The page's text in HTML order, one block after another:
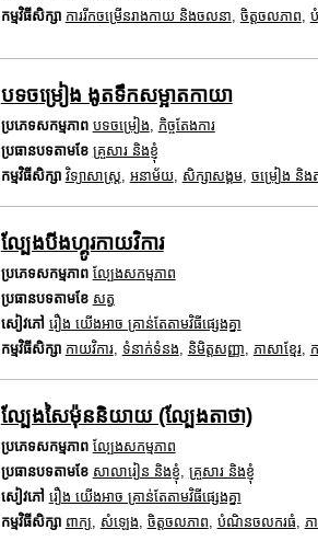
កម្មវិធីសិក្សា ការរីកចម្រើនរាងកាយ និងចលនា ចិត្តចលភាព
បទចម្រៀង ងូតទឹកសម្អាតកាយា
ប្រភេទសកម្មភាព បទចម្រៀង
កិច្ចតែងការ
ប្រធានបទតាមខែ គ្រួសារ និងខ្ញុំ
កម្មវិធីសិក្សា វិទ្យាសាស្រ្ត អនាម័យ, សិក្សាសង្គម, ចម្រៀង និងត
ល្បែងបីងហ្គូរកាយវិការ
ប្រភេទសកម្មភាព ល្បែងសកម្មភាព
ប្រធានបទតាមខែ សត្វ
សៀវភៅ រឿង យើងអាច គ្រាន់តែតាមវិធីផ្សេងគ្នា
កម្មវិធីសិក្សា កាយវិការ, ទំនាក់ទំនង និមិត្តសញ្ញា ភាសាខ្មែរ,
ល្បែងសៃម៉ុននិយាយ (ល្បែងតាថា)
ប្រភេទសកម្មភាព ល្បែងសកម្មភាព
ប្រធានបទតាមខែ សាលារៀន និងខ្ញុំ គ្រួសារ និងខ្ញុំ
សៀវភៅ រឿង យើងអាច គ្រាន់តែតាមវិធីផ្សេងគ្នា
កម្មវិធីសិក្សា ពាក្យ សំឡេង ចិត្តចលភាព បំណិនចលករធំ ភ